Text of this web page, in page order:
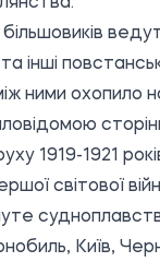
більшовиків
інші
ними охопило
1919-1921
світової
Київ,